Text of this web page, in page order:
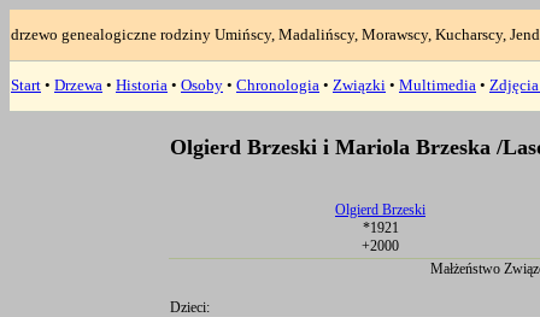
drzewo genealogiczne rodziny Umińscy, Madalińscy, Morawscy, Kucharscy,
Start • Drzewa • Historia • Osoby • Chronologia • Związki • Multimedia •
Olgierd Brzeski i Mariola Brzeska /
Olgierd Brzeski
*1921
+2000
Małżeństwo
Dzieci: